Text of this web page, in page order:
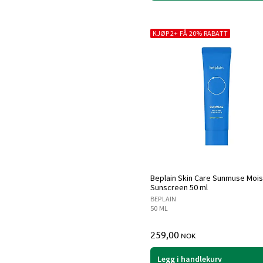
Beplain Skin Care Sunmuse
Sunscreen 50 ml
KJØP 2+ FÅ 20% RABATT
BEPLAIN
50 ML
259,00 NOK
Legg i handlekurv